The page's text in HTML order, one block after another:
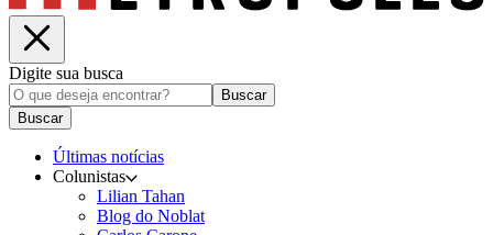
Digite sua busca
Buscar
Buscar
Últimas notícias
Colunistas
Lilian Tahan
Blog do Noblat